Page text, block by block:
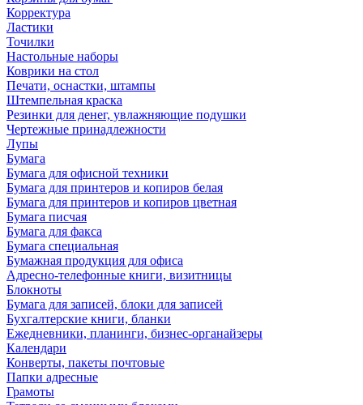
Корректура
Ластики
Точилки
Настольные наборы
Коврики на стол
Печати, оснастки, штампы
Штемпельная краска
Резинки для денег, увлажняющие подушки
Чертежные принадлежности
Лупы
Бумага
Бумага для офисной техники
Бумага для принтеров и копиров белая
Бумага для принтеров и копиров цветная
Бумага писчая
Бумага для факса
Бумага специальная
Бумажная продукция для офиса
Адресно-телефонные книги, визитницы
Блокноты
Бумага для записей, блоки для записей
Бухгалтерские книги, бланки
Ежедневники, планинги, бизнес-органайзеры
Календари
Конверты, пакеты почтовые
Папки адресные
Грамоты